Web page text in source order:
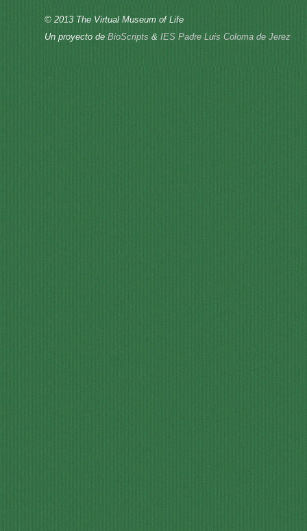
© 2013 The Virtual Museum of Life
Un proyecto de BioScripts & IES Padre Luis Coloma de Jerez